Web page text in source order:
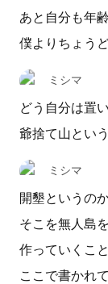
あと自分も年
僕よりちょう
ミシマ
どう自分は置
爺捨て山という
ミシマ
開墾というの
そこを無人島
作っていくこ
ここで書かれ